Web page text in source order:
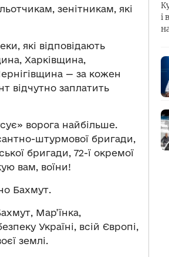
зенітникам, які
які відповідають
Харківщина,
— за кожен
відчутно заплатить
ворога найбільше.
штурмової бригади,
бригади, 72-ї окремої
вам, воїни!
Бахмут.
Мар’їнка,
Україні, всій Європі,
землі.
і